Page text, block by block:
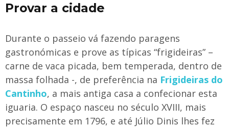
Provar a cidade
Durante o passeio vá fazendo paragens
gastronómicas e prove as típicas “frigideiras” –
carne de vaca picada, bem temperada, dentro de
massa folhada -, de preferência na Frigideiras do
Cantinho, a mais antiga casa a confecionar esta
iguaria. O espaço nasceu no século XVIII, mais
precisamente em 1796, e até Júlio Dinis lhes fez